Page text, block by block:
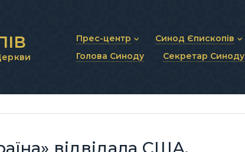
Прес-центр
Новини та анонси
Синод Єпископів
Статут Синоду
Синодальні органи
Голова Синоду Секретар Синоду
відвідала США,